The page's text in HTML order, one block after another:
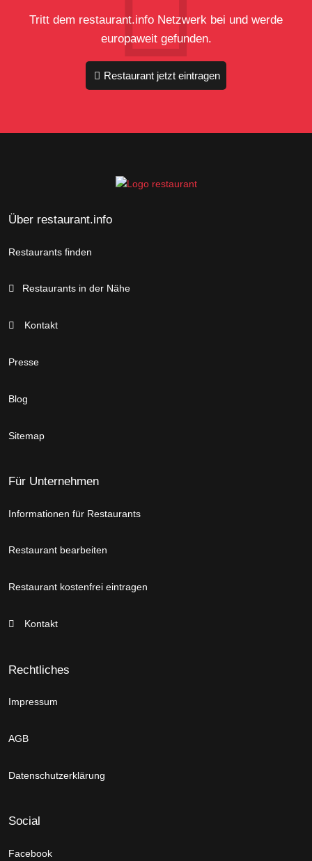
Tritt dem restaurant.info Netzwerk bei und werde
europaweit gefunden.
Restaurant jetzt eintragen
Über restaurant.info
Restaurants finden
Restaurants in der Nähe
Kontakt
Presse
Blog
Sitemap
Für Unternehmen
Informationen für Restaurants
Restaurant bearbeiten
Restaurant kostenfrei eintragen
Kontakt
Rechtliches
Impressum
AGB
Datenschutzerklärung
Social
Facebook